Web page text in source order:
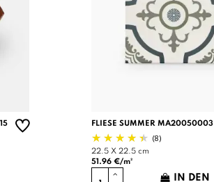
FLIESE SUMMER MA20050003
(8)
22.5 X 22.5 cm
51.96 €/m²
IN DEN